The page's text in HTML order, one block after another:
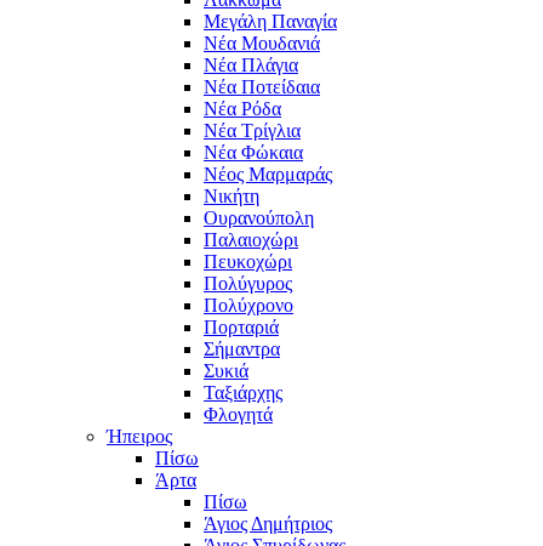
Μεγάλη Παναγία
Νέα Μουδανιά
Νέα Πλάγια
Νέα Ποτείδαια
Νέα Ρόδα
Νέα Τρίγλια
Νέα Φώκαια
Νέος Μαρμαράς
Νικήτη
Ουρανούπολη
Παλαιοχώρι
Πευκοχώρι
Πολύγυρος
Πολύχρονο
Πορταριά
Σήμαντρα
Συκιά
Ταξιάρχης
Φλογητά
Ήπειρος
Πίσω
Άρτα
Πίσω
Άγιος Δημήτριος